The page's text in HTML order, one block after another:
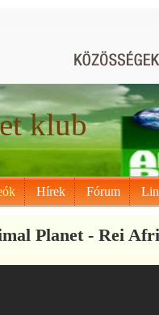
klub
Hírek Fórum
Planet - Rei